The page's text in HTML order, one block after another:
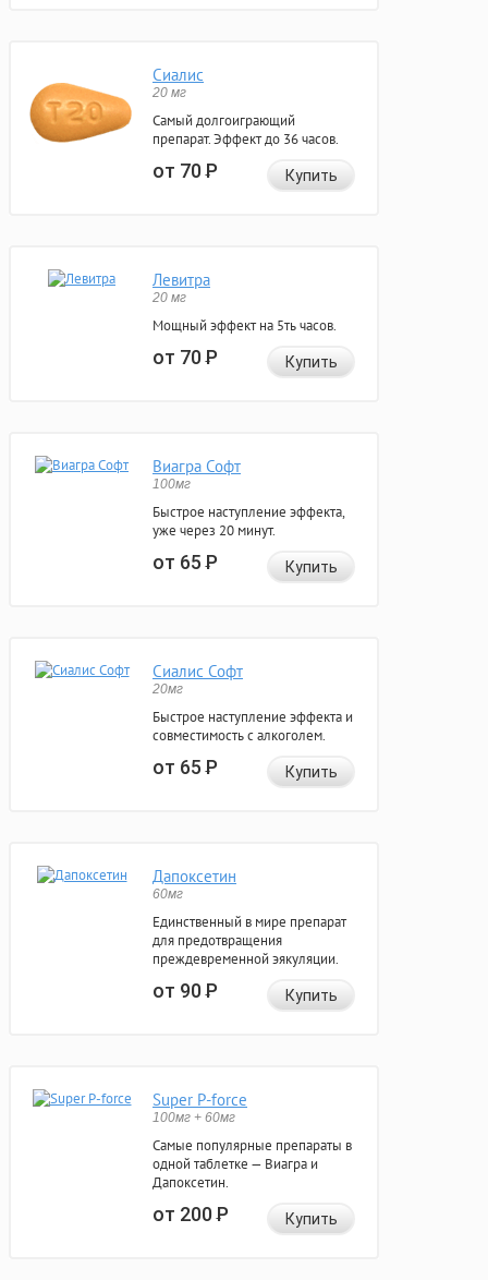
Сиалис
20 мг
Самый долгоиграющий
препарат. Эффект до 36 часов.
от 70Р Купить
Левитра
20 мг
Мощный эффект на 5ть часов.
от 70Р Купить
Виагра Софт
100мг
Быстрое наступление эффекта,
уже через 20 минут.
от 65Р Купить
Сиалис Софт
20мг
Быстрое наступление эффекта и
совместимость с алкоголем.
от 65Р Купить
Дапоксетин
60мг
Единственный в мире препарат
для предотвращения
преждевременной эякуляции.
от 90Р Купить
Super P-force
100мг + 60мг
Самые популярные препараты в
одной таблетке — Виагра и
Дапоксетин.
от 200Р Купить